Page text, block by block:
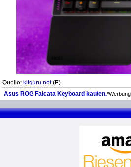
Quelle: kitguru.net(E)
Asus ROG Falcata Keyboard kaufen.*Werbung